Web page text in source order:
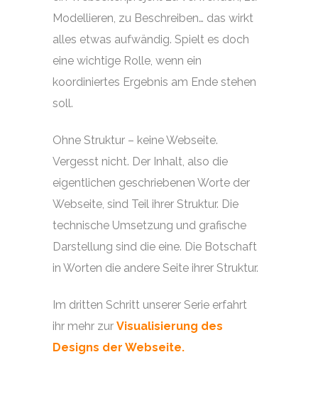
Modellieren, zu Beschreiben… das wirkt
alles etwas aufwändig. Spielt es doch
eine wichtige Rolle, wenn ein
koordiniertes Ergebnis am Ende stehen
soll.
Ohne Struktur – keine Webseite.
Vergesst nicht. Der Inhalt, also die
eigentlichen geschriebenen Worte der
Webseite, sind Teil ihrer Struktur. Die
technische Umsetzung und grafische
Darstellung sind die eine. Die Botschaft
in Worten die andere Seite ihrer Struktur.
Im dritten Schritt unserer Serie erfahrt
ihr mehr zur Visualisierung des
Designs der Webseite.